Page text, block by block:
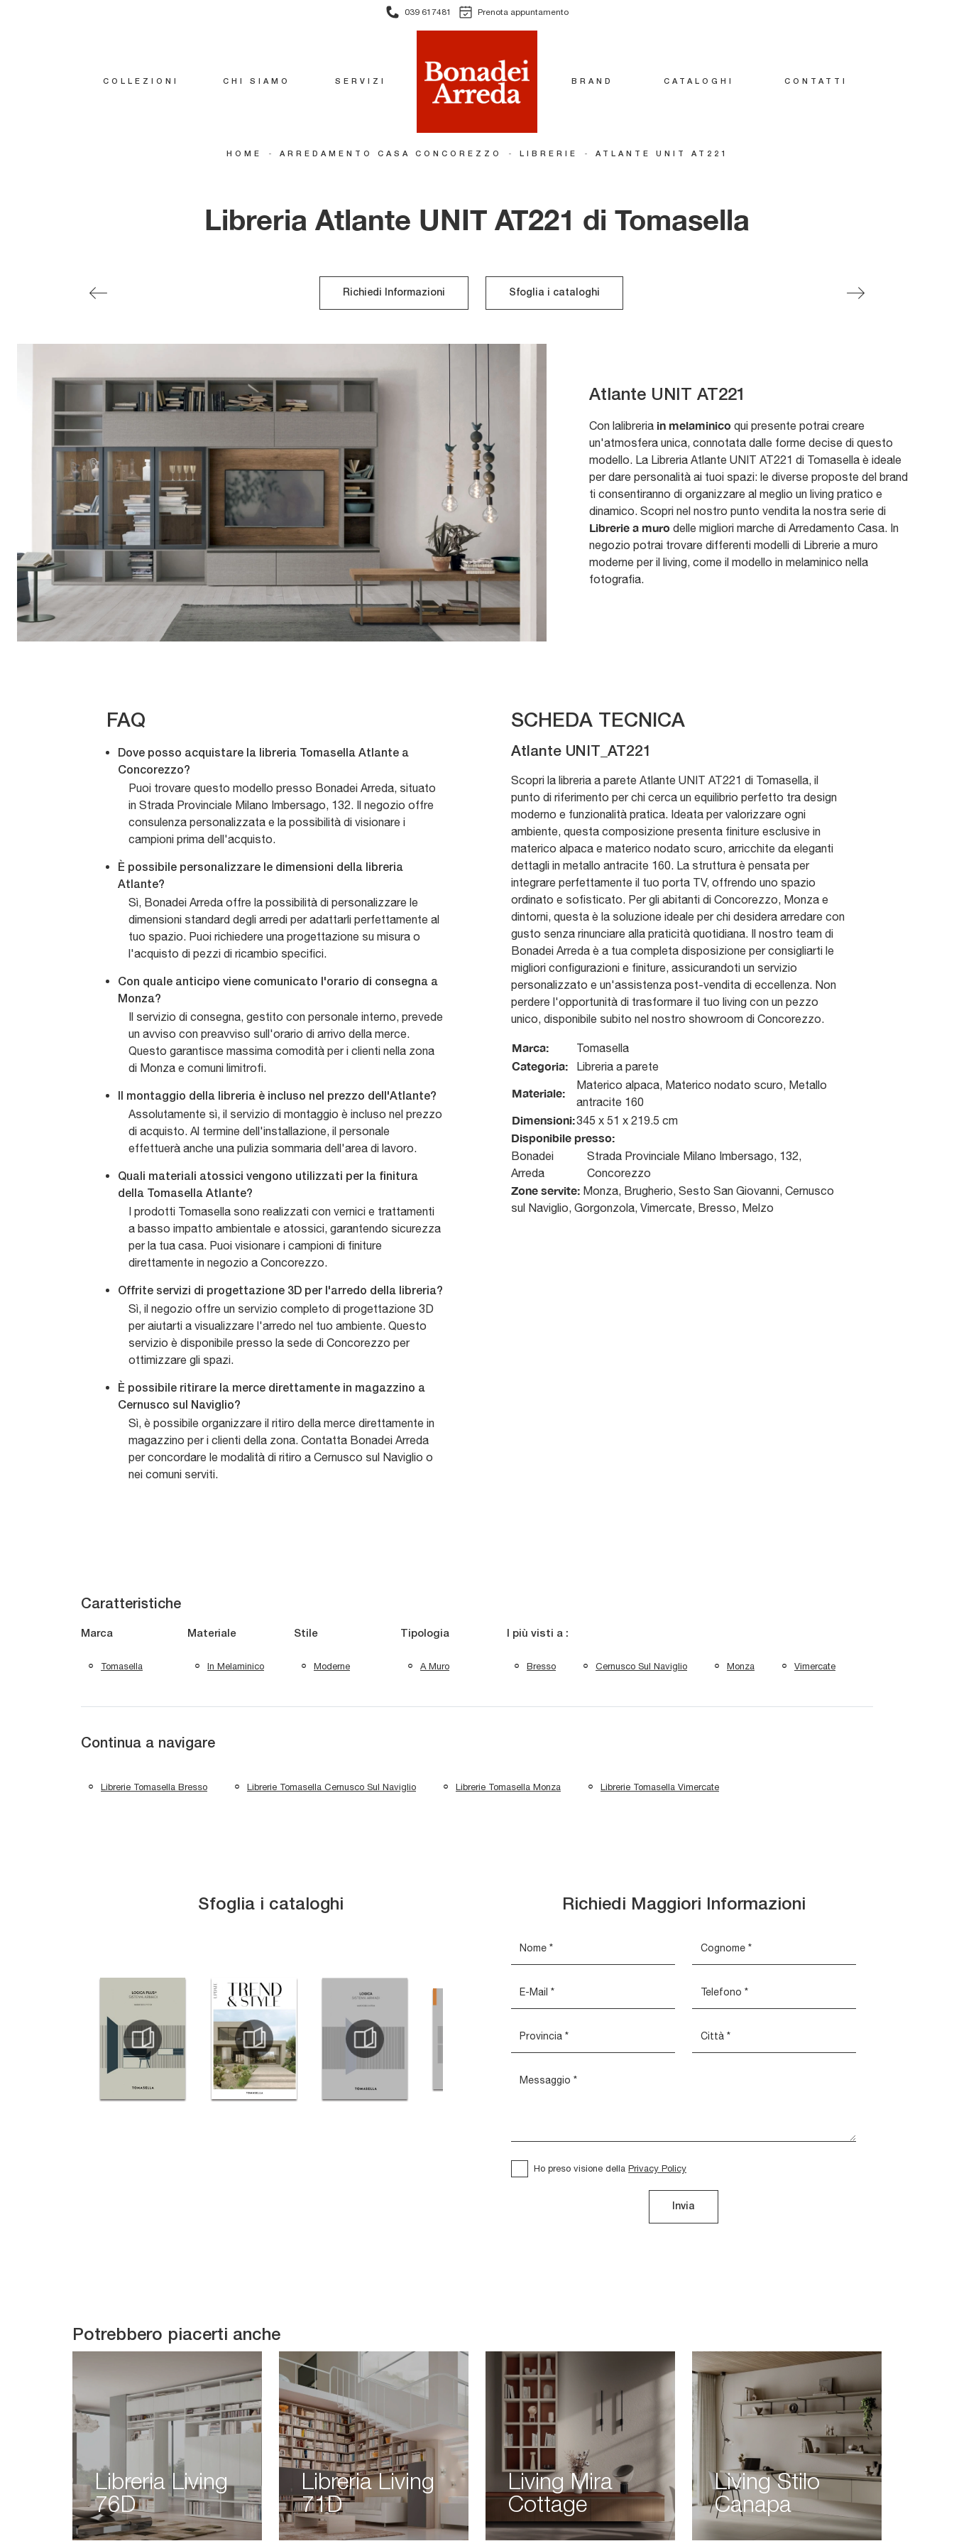
039 617481 Prenota appuntamento
COLLEZIONI CHI SIAMO SERVIZI BRAND CATALOGHI CONTATTI
HOME - ARREDAMENTO CASA CONCOREZZO - LIBRERIE - ATLANTE UNIT AT221
Libreria Atlante UNIT AT221 di Tomasella
Richiedi Informazioni Sfoglia i cataloghi
Atlante UNIT AT221
Con lalibreria in melaminico qui presente potrai creare
un'atmosfera unica, connotata dalle forme decise di questo
modello. La Libreria Atlante UNIT AT221 di Tomasella è ideale
per dare personalità ai tuoi spazi: le diverse proposte del brand
ti consentiranno di organizzare al meglio un living pratico e
dinamico. Scopri nel nostro punto vendita la nostra serie di
Librerie a muro delle migliori marche di Arredamento Casa. In
negozio potrai trovare differenti modelli di Librerie a muro
moderne per il living, come il modello in melaminico nella
fotografia.
FAQ
Dove posso acquistare la libreria Tomasella Atlante a
Concorezzo?
Puoi trovare questo modello presso Bonadei Arreda, situato
in Strada Provinciale Milano Imbersago, 132. Il negozio offre
consulenza personalizzata e la possibilità di visionare i
campioni prima dell'acquisto.
È possibile personalizzare le dimensioni della libreria
Atlante?
Sì, Bonadei Arreda offre la possibilità di personalizzare le
dimensioni standard degli arredi per adattarli perfettamente al
tuo spazio. Puoi richiedere una progettazione su misura o
l'acquisto di pezzi di ricambio specifici.
Con quale anticipo viene comunicato l'orario di consegna a
Monza?
Il servizio di consegna, gestito con personale interno, prevede
un avviso con preavviso sull'orario di arrivo della merce.
Questo garantisce massima comodità per i clienti nella zona
di Monza e comuni limitrofi.
Il montaggio della libreria è incluso nel prezzo dell'Atlante?
Assolutamente sì, il servizio di montaggio è incluso nel prezzo
di acquisto. Al termine dell'installazione, il personale
effettuerà anche una pulizia sommaria dell'area di lavoro.
Quali materiali atossici vengono utilizzati per la finitura
della Tomasella Atlante?
I prodotti Tomasella sono realizzati con vernici e trattamenti
a basso impatto ambientale e atossici, garantendo sicurezza
per la tua casa. Puoi visionare i campioni di finiture
direttamente in negozio a Concorezzo.
Offrite servizi di progettazione 3D per l'arredo della libreria?
Sì, il negozio offre un servizio completo di progettazione 3D
per aiutarti a visualizzare l'arredo nel tuo ambiente. Questo
servizio è disponibile presso la sede di Concorezzo per
ottimizzare gli spazi.
È possibile ritirare la merce direttamente in magazzino a
Cernusco sul Naviglio?
Sì, è possibile organizzare il ritiro della merce direttamente in
magazzino per i clienti della zona. Contatta Bonadei Arreda
per concordare le modalità di ritiro a Cernusco sul Naviglio o
nei comuni serviti.
SCHEDA TECNICA
Atlante UNIT_AT221
Scopri la libreria a parete Atlante UNIT AT221 di Tomasella, il
punto di riferimento per chi cerca un equilibrio perfetto tra design
moderno e funzionalità pratica. Ideata per valorizzare ogni
ambiente, questa composizione presenta finiture esclusive in
materico alpaca e materico nodato scuro, arricchite da eleganti
dettagli in metallo antracite 160. La struttura è pensata per
integrare perfettamente il tuo porta TV, offrendo uno spazio
ordinato e sofisticato. Per gli abitanti di Concorezzo, Monza e
dintorni, questa è la soluzione ideale per chi desidera arredare con
gusto senza rinunciare alla praticità quotidiana. Il nostro team di
Bonadei Arreda è a tua completa disposizione per consigliarti le
migliori configurazioni e finiture, assicurandoti un servizio
personalizzato e un'assistenza post-vendita di eccellenza. Non
perdere l'opportunità di trasformare il tuo living con un pezzo
unico, disponibile subito nel nostro showroom di Concorezzo.
Marca: Tomasella
Categoria: Libreria a parete
Materiale:
Materico alpaca, Materico nodato scuro, Metallo
antracite 160
Dimensioni:345 x 51 x 219.5 cm
Disponibile presso:
Bonadei
Arreda
Strada Provinciale Milano Imbersago, 132,
Concorezzo
Zone servite: Monza, Brugherio, Sesto San Giovanni, Cernusco
sul Naviglio, Gorgonzola, Vimercate, Bresso, Melzo
Caratteristiche
Marca
Tomasella
Materiale
In Melaminico
Stile
Moderne
Tipologia
A Muro
I più visti a :
Bresso Cernusco Sul Naviglio Monza Vimercate
Continua a navigare
Librerie Tomasella Bresso Librerie Tomasella Cernusco Sul Naviglio Librerie Tomasella Monza Librerie Tomasella Vimercate
Sfoglia i cataloghi Richiedi Maggiori Informazioni
Ho preso visione della Privacy Policy
Invia
Potrebbero piacerti anche
Libreria Living
76D
Libreria Living
71D
Living Mira
Cottage
Living Stilo
Canapa